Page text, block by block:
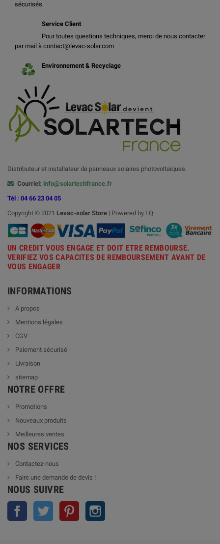
sécurisés
Service Client
Pour toutes questions techniques, merci de nous contacter
par mail à contact@levac-solar.com
Environnement & Recyclage
Distributeur et installateur de panneaux solaires photovoltaïques.
Courriel: info@solartechfrance.fr
Tél : 04 66 23 04 05
Copyright © 2021 Levac-solar Store | Powered by LQ
UN CREDIT VOUS ENGAGE ET DOIT ETRE REMBOURSE.
VERIFIEZ VOS CAPACITES DE REMBOURSEMENT AVANT DE
VOUS ENGAGER
INFORMATIONS
A propos
Mentions légales
CGV
Paiement sécurisé
Livraison
sitemap
NOTRE OFFRE
Promotions
Nouveaux produits
Meilleures ventes
NOS SERVICES
Contactez-nous
Faire une demande de devis !
NOUS SUIVRE
Facebook Twitter Pinterest